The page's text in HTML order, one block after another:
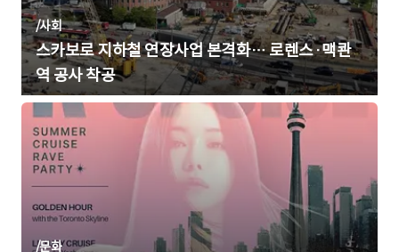
/사회
스카보로 지하철 연장사업 본격화… 로렌스·맥콴
역 공사 착공
/문화